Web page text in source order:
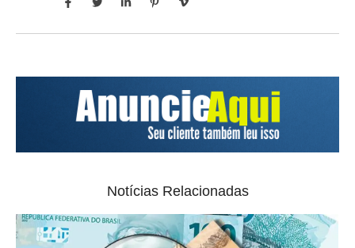
Notícias Relacionadas